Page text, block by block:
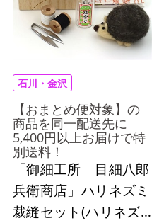
石川・金沢
【おまとめ便対象】の
商品を同一配送先に
5,400円以上お届けで特
別送料！
「御細工所 目細八郎
兵衛商店」ハリネズミ
裁縫セット(ハリネズ